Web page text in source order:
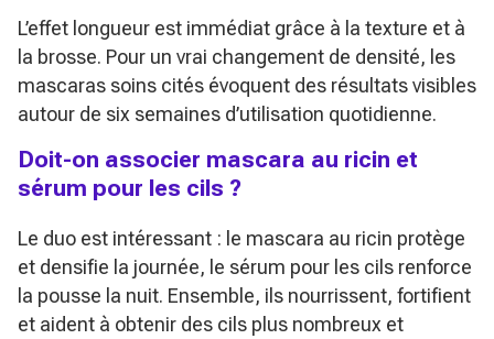
L’effet longueur est immédiat grâce à la texture et à
la brosse. Pour un vrai changement de densité, les
mascaras soins cités évoquent des résultats visibles
autour de six semaines d’utilisation quotidienne.
Doit-on associer mascara au ricin et
sérum pour les cils ?
Le duo est intéressant : le mascara au ricin protège
et densifie la journée, le sérum pour les cils renforce
la pousse la nuit. Ensemble, ils nourrissent, fortifient
et aident à obtenir des cils plus nombreux et